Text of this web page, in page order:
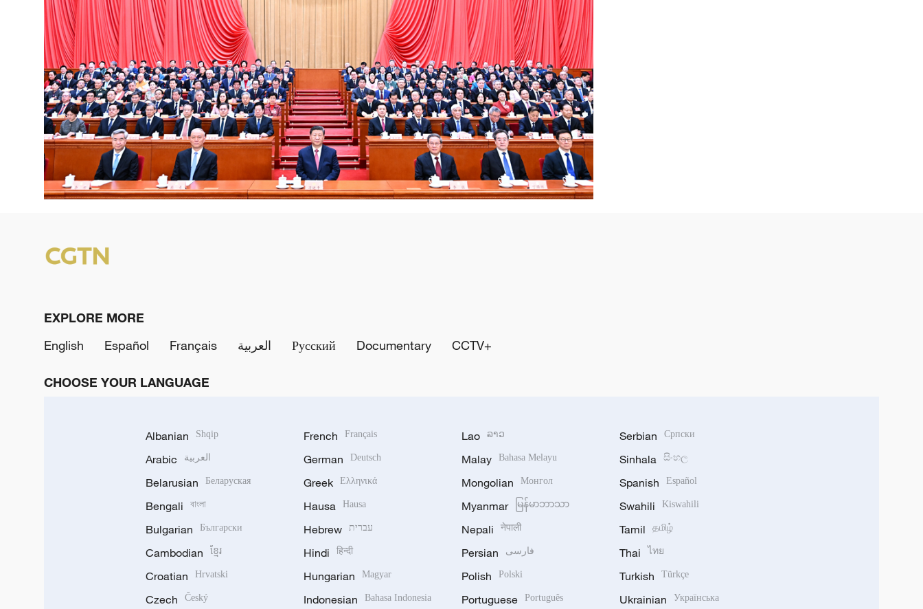
EXPLORE MORE
English
Español Français العربية Русский Documentary CCTV+
CHOOSE YOUR LANGUAGE
Albanian Shqip
Arabic العربية
Belarusian Беларуская
Bengali বাংলা
Bulgarian Български
Cambodian ខ្មែរ
Croatian Hrvatski
Czech Český
French Français
German Deutsch
Greek Ελληνικά
Hausa Hausa
Hebrew עברית
Hindi हिन्दी
Hungarian Magyar
Indonesian Bahasa Indonesia
Lao ລາວ
Malay Bahasa Melayu
Mongolian Монгол
Myanmar မြန်မာဘာသာ
Nepali नेपाली
Persian فارسی
Polish Polski
Portuguese Português
Serbian Српски
Sinhala සිංහල
Spanish Español
Swahili Kiswahili
Tamil தமிழ்
Thai ไทย
Turkish Türkçe
Ukrainian Українська